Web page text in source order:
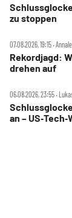
zu stoppen
07.08.2026, 19:15 ‧
Rekordjagd:
drehen auf
06.08.2026, 23:55 ‧
an –